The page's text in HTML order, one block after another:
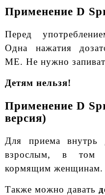
Применение D
Перед
Одна нажатия
МЕ. Не нужно
Детям нельзя!
Применение D
версия)
Для приема
взрослым, в том
кормящим женщинам.
Также можно давать